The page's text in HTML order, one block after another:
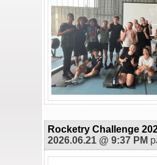
Rocketry Challenge
2026.06.21 @ 9:37 PM